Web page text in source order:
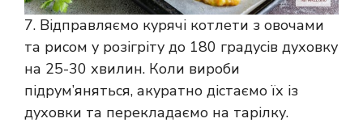
7. Відправляємо курячі котлети з овочами
та рисом у розігріту до 180 градусів духовку
на 25-30 хвилин. Коли вироби
підрум’яняться, акуратно дістаємо їх із
духовки та перекладаємо на тарілку.